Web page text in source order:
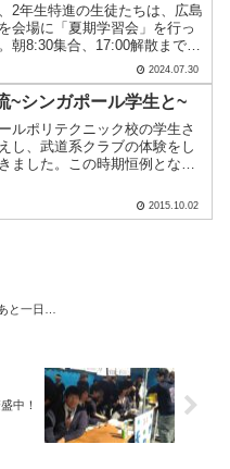
2年生特進の生徒たちは、広島
会場に「夏期学習会」を行っ
朝8:30集合、17:00解散まで、
学自習を続けます。初日の午前
学習」も行いました。広島平
館から、岸田弘子さんを講師
、.....
2024.07.30
~シンガポール学生と~
ルポリテクニック校の学生さ
し、武道系クラブの体験をし
ました。この時期恒例となっ
い時間になりました。生徒は
Archery」と紹介していまし
2015.10.02
と一日…
中！